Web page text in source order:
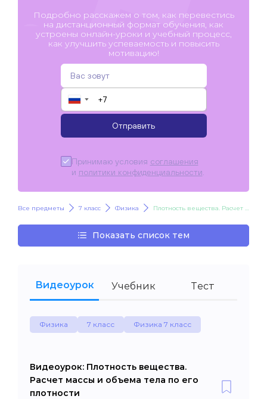
Подробно расскажем о том, как перевестись
на дистанционный формат обучения, как
устроены онлайн-уроки и учебный процесс,
как улучшить успеваемость и повысить
мотивацию!
▼
Отправить
Принимаю условия соглашения
и политики конфиденциальности
Все предметы 7 класс Физика Плотность вещества. Расчет массы и объема тела по его плотности
Показать список тем
Видеоурок Учебник Тест
Физика 7 класс Физика 7 класс
Видеоурок: Плотность вещества.
Расчет массы и объема тела по его
плотности